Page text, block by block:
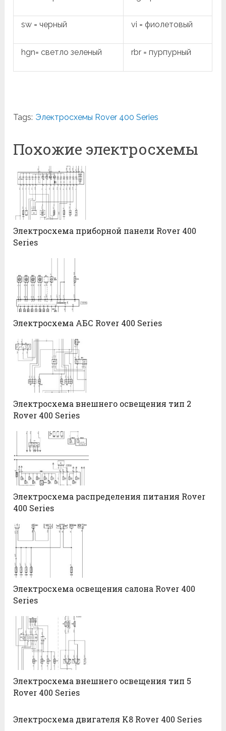
sw = черный vi = фиолетовый
hgn= светло зеленый rbr = пурпурный
Tags: Электросхемы Rover 400 Series
Похожие электросхемы
Электросхема приборной панели Rover 400
Series
Электросхема АБС Rover 400 Series
Электросхема внешнего освещения тип 2
Rover 400 Series
Электросхема распределения питания Rover
400 Series
Электросхема освещения салона Rover 400
Series
Электросхема внешнего освещения тип 5
Rover 400 Series
Электросхема двигателя K8 Rover 400 Series